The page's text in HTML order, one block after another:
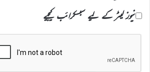
نیوز لیٹر کے لیے سبسکرائب کیجیے